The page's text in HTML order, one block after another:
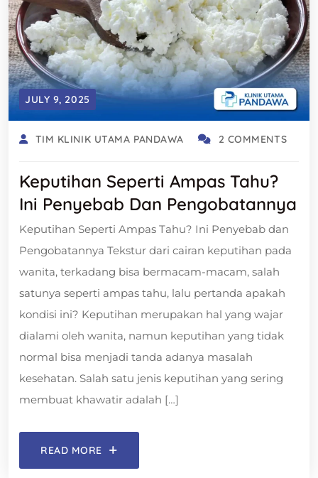
JULY 9, 2025
TIM KLINIK UTAMA PANDAWA 2 COMMENTS
Keputihan Seperti Ampas Tahu?
Ini Penyebab Dan Pengobatannya
Keputihan Seperti Ampas Tahu? Ini Penyebab dan
Pengobatannya Tekstur dari cairan keputihan pada
wanita, terkadang bisa bermacam-macam, salah
satunya seperti ampas tahu, lalu pertanda apakah
kondisi ini? Keputihan merupakan hal yang wajar
dialami oleh wanita, namun keputihan yang tidak
normal bisa menjadi tanda adanya masalah
kesehatan. Salah satu jenis keputihan yang sering
membuat khawatir adalah […]
READ MORE